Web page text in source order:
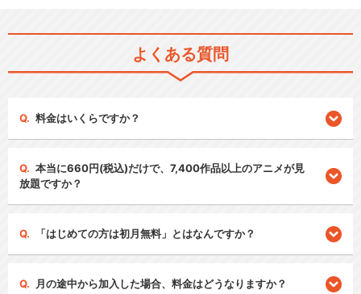
よくある質問
料金はいくらですか？
本当に660円(税込)だけで、7,400作品以上のアニメが見
放題ですか？
「はじめての方は初月無料」とはなんですか？
月の途中から加入した場合、料金はどうなりますか？